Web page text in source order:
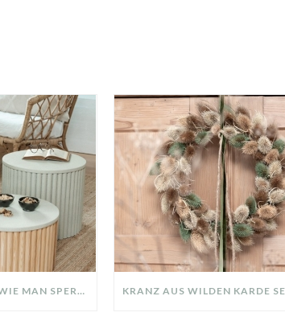
DIY UPCYLING IDEE: WIE MAN SPERRMÜLL IN EIN DESIGNER TEIL VERWANDELT